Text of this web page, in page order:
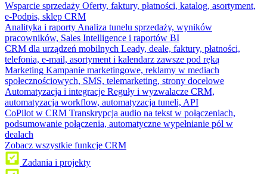
Wsparcie sprzedaży Oferty, faktury, płatności, katalog, asortyment,
e-Podpis, sklep CRM
Analityka i raporty Analiza tunelu sprzedaży, wyników
pracowników, Sales Intelligence i raportów BI
CRM dla urządzeń mobilnych Leady, deale, faktury, płatności,
telefonia, e-mail, asortyment i kalendarz zawsze pod ręką
Marketing Kampanie marketingowe, reklamy w mediach
społecznościowych, SMS, telemarketing, strony docelowe
Automatyzacja i integracje Reguły i wyzwalacze CRM,
automatyzacja workflow, automatyzacja tuneli, API
CoPilot w CRM Transkrypcja audio na tekst w połączeniach,
podsumowanie połączenia, automatyczne wypełnianie pól w
dealach
Zobacz wszystkie funkcje CRM
Zadania i projekty